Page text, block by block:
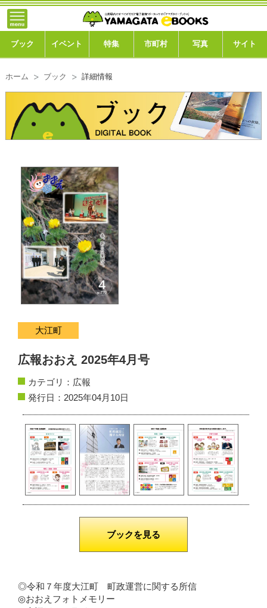
ブック イベント 特集 市町村 写真 サイト
ホーム ブック 詳細情報
大江町
広報おおえ 2025年4月号
カテゴリ： 広報
発行日：2025年04月10日
ブックを見る
◎令和７年度大江町 町政運営に関する所信
◎おおえフォトメモリー
トップ
ブック
市町村
このサイトについて
運営会社
ご利用ガイド
よくある質問
サイトマップ
個人情報保護方針
動作環境
リンク集
}; -->